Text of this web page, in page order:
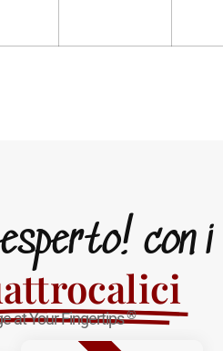
con i
at Your Fingertips®